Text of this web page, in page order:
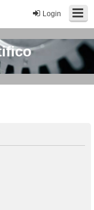
Login